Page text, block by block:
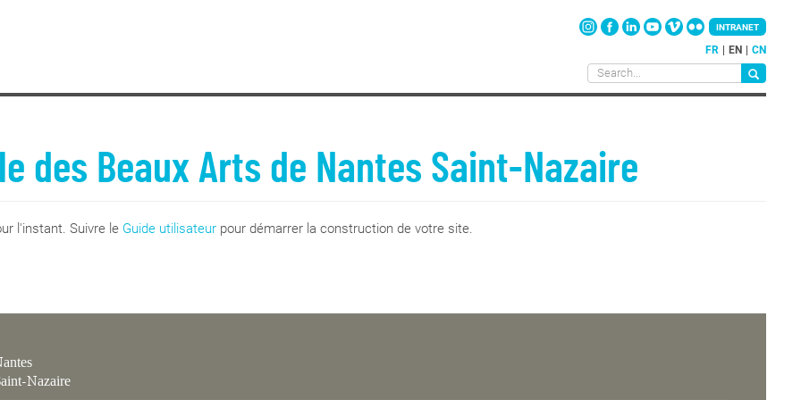
FR EN CN
INTRANET
des Beaux Arts de Nantes Saint-Nazaire
l'instant. Suivre le Guide utilisateur pour démarrer la construction de votre site.
Nazaire